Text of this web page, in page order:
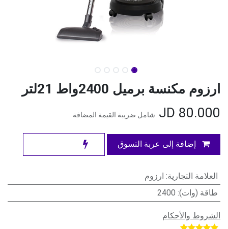
ارزوم مكنسة برميل 2400واط 21لتر
80.000
شامل ضريبة القيمة المضافة
إضافة إلى عربة التسوق
العلامة التجارية: ارزوم
طاقة (وات):
2400
الشروط والأحكام